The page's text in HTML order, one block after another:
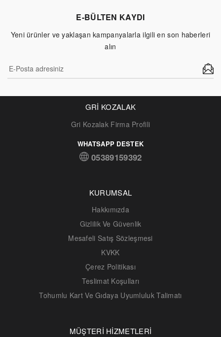
E-BÜLTEN KAYDI
Yeni ürünler ve yaklaşan kampanyalarla ilgili en son haberleri
alın
GRİ KOZALAK
Gri Kozalak Firma Profili
WHATSAPP DESTEK
05389159392
KURUMSAL
Hakkımızda
Gizlilik Ve Güvenlik
Mesafeli Satış Sözleşmesi
KVKK
Çerez Politikası
Teslimat Koşulları
Tohumlu Kart Ve Gıdaya Uyumluluk Talimatı
MÜŞTERİ HİZMETLERİ